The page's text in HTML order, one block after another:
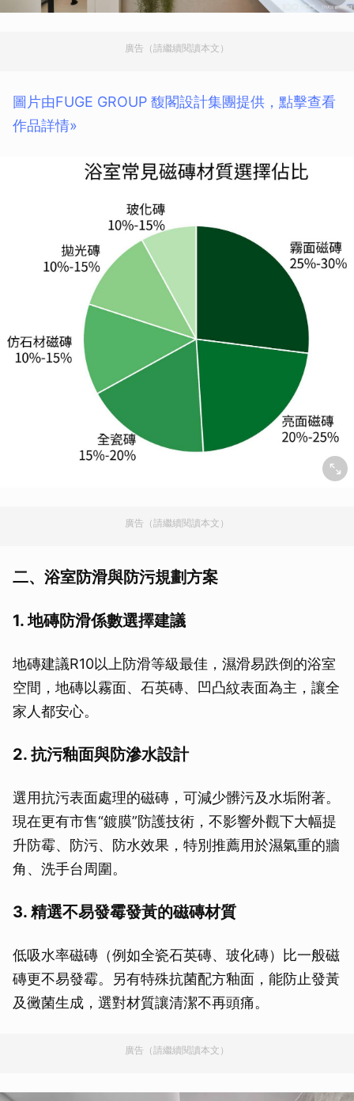
廣告（請繼續閱讀本文）
圖片由FUGE GROUP 馥閣設計集團提供，點擊查看
作品詳情»
廣告（請繼續閱讀本文）
二、浴室防滑與防污規劃方案
1. 地磚防滑係數選擇建議
地磚建議R10以上防滑等級最佳，濕滑易跌倒的浴室
空間，地磚以霧面、石英磚、凹凸紋表面為主，讓全
家人都安心。
2. 抗污釉面與防滲水設計
選用抗污表面處理的磁磚，可減少髒污及水垢附著。
現在更有市售“鍍膜”防護技術，不影響外觀下大幅提
升防霉、防污、防水效果，特別推薦用於濕氣重的牆
角、洗手台周圍。
3. 精選不易發霉發黃的磁磚材質
低吸水率磁磚（例如全瓷石英磚、玻化磚）比一般磁
磚更不易發霉。另有特殊抗菌配方釉面，能防止發黃
及黴菌生成，選對材質讓清潔不再頭痛。
廣告（請繼續閱讀本文）